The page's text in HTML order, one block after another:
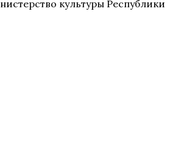
культуры Республики